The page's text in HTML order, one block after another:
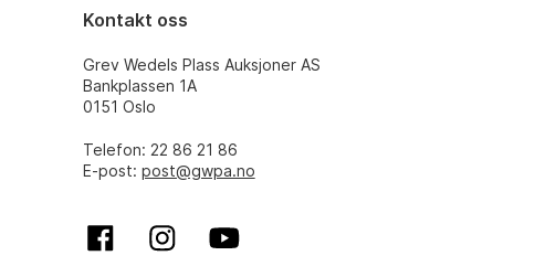
Kontakt oss
Grev Wedels Plass Auksjoner AS
Bankplassen 1A
0151 Oslo
Telefon: 22 86 21 86
E-post: post@gwpa.no